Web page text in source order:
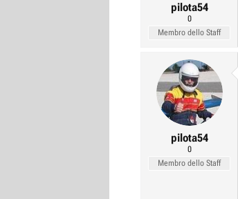
pilota54
0
Membro dello Staff
pilota54
0
Membro dello Staff